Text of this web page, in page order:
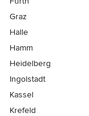
Graz
Halle
Hamm
Heidelberg
Ingolstadt
Kassel
Krefeld